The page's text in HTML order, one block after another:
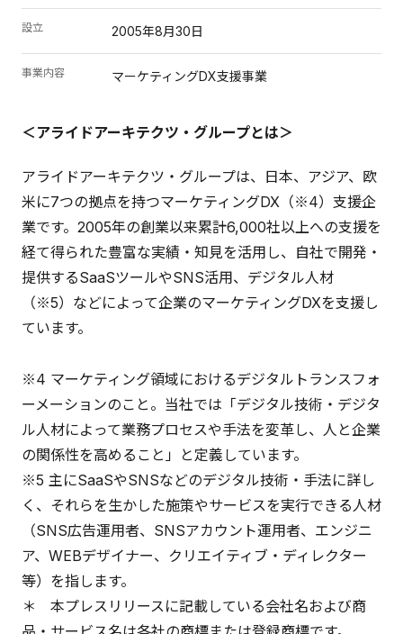
設立 2005年8月30日
事業内容 マーケティングDX支援事業
＜アライドアーキテクツ・グループとは＞
アライドアーキテクツ・グループは、日本、アジア、欧
米に7つの拠点を持つマーケティングDX（※4）支援企
業です。2005年の創業以来累計6,000社以上への支援を
経て得られた豊富な実績・知見を活用し、自社で開発・
提供するSaaSツールやSNS活用、デジタル人材
（※5）などによって企業のマーケティングDXを支援し
ています。
※4 マーケティング領域におけるデジタルトランスフォ
ーメーションのこと。当社では「デジタル技術・デジタ
ル人材によって業務プロセスや手法を変革し、人と企業
の関係性を高めること」と定義しています。
※5 主にSaaSやSNSなどのデジタル技術・手法に詳し
く、それらを生かした施策やサービスを実行できる人材
（SNS広告運用者、SNSアカウント運用者、エンジニ
ア、WEBデザイナー、クリエイティブ・ディレクター
等）を指します。
＊ 本プレスリリースに記載している会社名および商